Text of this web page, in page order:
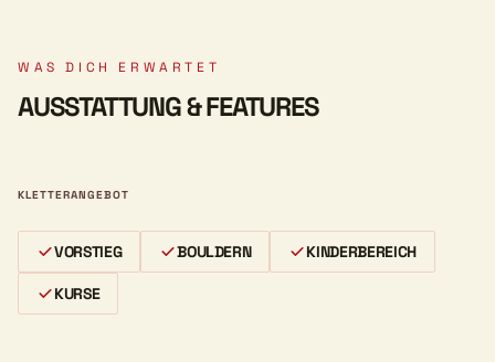
WAS DICH ERWARTET
AUSSTATTUNG & FEATURES
KLETTERANGEBOT
VORSTIEG BOULDERN KINDERBEREICH
KURSE